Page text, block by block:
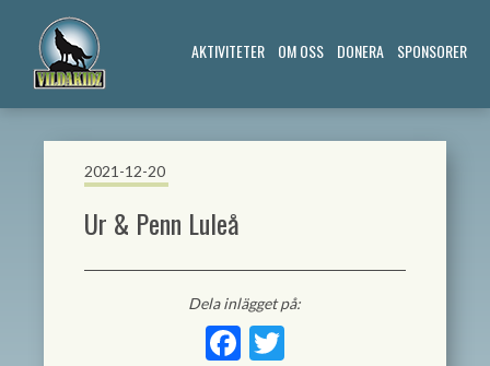
AKTIVITETER OM OSS DONERA SPONSORER
2021-12-20
Ur & Penn Luleå
Dela inlägget på:
Facebook
Twitter